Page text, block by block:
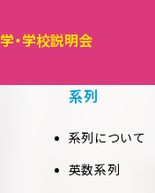
・学校説明会
系列
系列について
英数系列